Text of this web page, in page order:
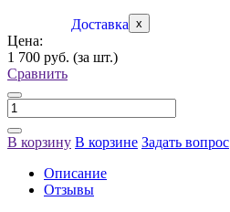
Доставка x
Цена:
1 700 руб. (за шт.)
Сравнить
В корзину В корзине Задать вопрос
Описание
Отзывы